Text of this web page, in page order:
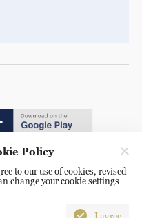
Reserved. 16A
Policy
to our use of cookies, revised
change your cookie settings
I agree